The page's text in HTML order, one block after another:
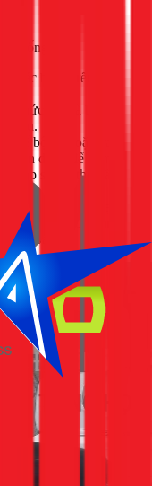
huống sau:
các bước trên
phức tạp và bạn
đâu.
thế bộ xả hoặc van
dụng để đảm
Lắp sai có thể gây
nghiệp của 1Fix tại
xử lý sự cố nhanh
hoạt.